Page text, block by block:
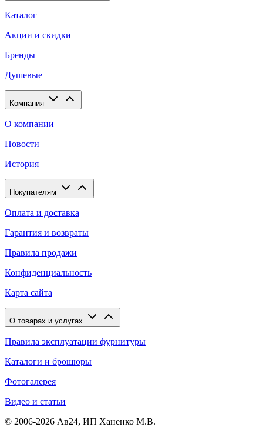
Каталог
Акции и скидки
Бренды
Душевые
Компания
О компании
Новости
История
Покупателям
Оплата и доставка
Гарантия и возвраты
Правила продажи
Конфиденциальность
Карта сайта
О товарах и услугах
Правила эксплуатации фурнитуры
Каталоги и брошюры
Фотогалерея
Видео и статьи
© 2006-2026 Ав24, ИП Ханенко М.В.